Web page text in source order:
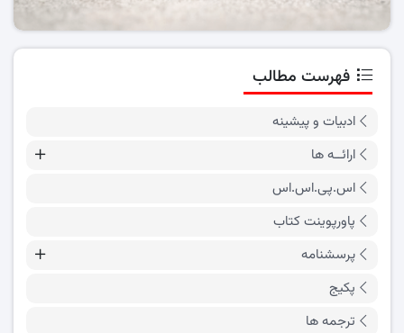
فهرست مطالب
ادبیات و پیشینه
ارائــه ها
اس.پی.اس.اس
پاورپوینت کتاب
پرسشنامه
پکیج
ترجمه ها